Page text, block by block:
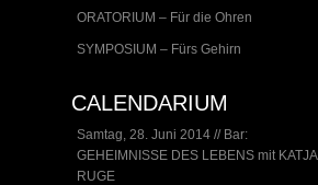
ORATORIUM – Für die Ohren
SYMPOSIUM – Fürs Gehirn
CALENDARIUM
Samtag, 28. Juni 2014 // Bar:
GEHEIMNISSE DES LEBENS mit KATJA
RUGE